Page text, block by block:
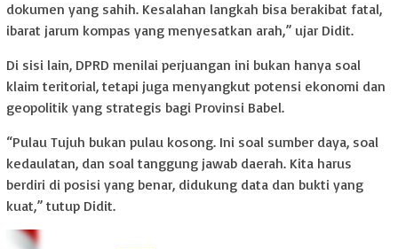
dokumen yang sahih. Kesalahan langkah bisa berakibat fatal,
ibarat jarum kompas yang menyesatkan arah,” ujar Didit.
Di sisi lain, DPRD menilai perjuangan ini bukan hanya soal
klaim teritorial, tetapi juga menyangkut potensi ekonomi dan
geopolitik yang strategis bagi Provinsi Babel.
“Pulau Tujuh bukan pulau kosong. Ini soal sumber daya, soal
kedaulatan, dan soal tanggung jawab daerah. Kita harus
berdiri di posisi yang benar, didukung data dan bukti yang
kuat,” tutup Didit.